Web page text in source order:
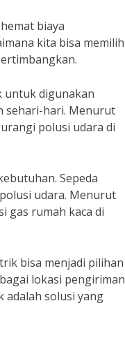
biaya
kita bisa memilih
untuk digunakan
sehari-hari. Menurut
polusi udara di
Sepeda
udara. Menurut
gas rumah kaca di
bisa menjadi pilihan
lokasi pengiriman
adalah solusi yang